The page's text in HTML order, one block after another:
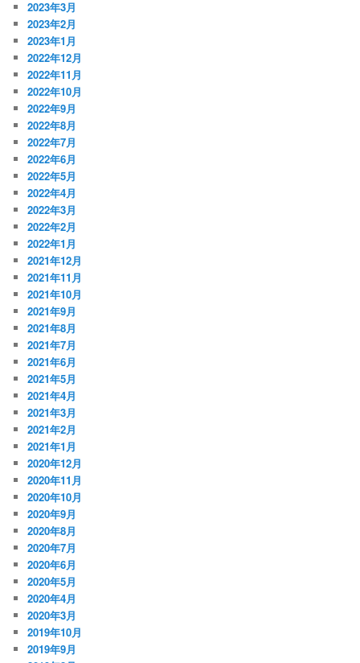
2023年3月
2023年2月
2023年1月
2022年12月
2022年11月
2022年10月
2022年9月
2022年8月
2022年7月
2022年6月
2022年5月
2022年4月
2022年3月
2022年2月
2022年1月
2021年12月
2021年11月
2021年10月
2021年9月
2021年8月
2021年7月
2021年6月
2021年5月
2021年4月
2021年3月
2021年2月
2021年1月
2020年12月
2020年11月
2020年10月
2020年9月
2020年8月
2020年7月
2020年6月
2020年5月
2020年4月
2020年3月
2019年10月
2019年9月